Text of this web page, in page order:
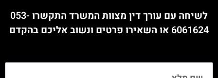
לשיחה עם עורך דין מצוות המשרד התקשרו053-
6061624 או השאירו פרטים ונשוב אליכם בהקדם